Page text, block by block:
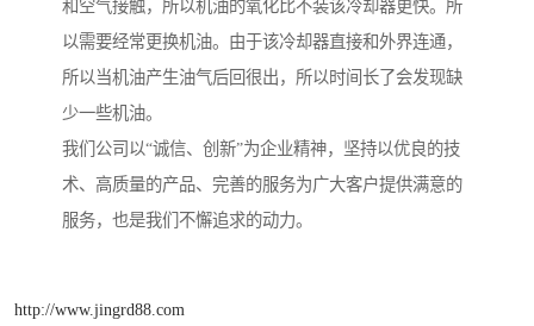
和空气接触，所以机油的氧化比不装该冷却器更快。所
以需要经常更换机油。由于该冷却器直接和外界连通，
所以当机油产生油气后回很出，所以时间长了会发现缺
少一些机油。
我们公司以“诚信、创新”为企业精神，坚持以优良的技
术、高质量的产品、完善的服务为广大客户提供满意的
服务，也是我们不懈追求的动力。
http://www.jingrd88.com